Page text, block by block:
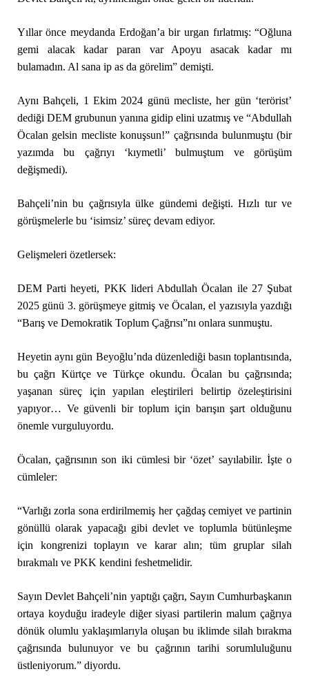
Yıllar önce meydanda Erdoğan’a bir urgan fırlatmış: “Oğluna
gemi alacak kadar paran var Apoyu asacak kadar mı
bulamadın. Al sana ip as da görelim” demişti.
Aynı Bahçeli, 1 Ekim 2024 günü mecliste, her gün ‘terörist’
dediği DEM grubunun yanına gidip elini uzatmış ve “Abdullah
Öcalan gelsin mecliste konuşsun!” çağrısında bulunmuştu (bir
yazımda bu çağrıyı ‘kıymetli’ bulmuştum ve görüşüm
değişmedi).
Bahçeli’nin bu çağrısıyla ülke gündemi değişti. Hızlı tur ve
görüşmelerle bu ‘isimsiz’ süreç devam ediyor.
Gelişmeleri özetlersek:
DEM Parti heyeti, PKK lideri Abdullah Öcalan ile 27 Şubat
2025 günü 3. görüşmeye gitmiş ve Öcalan, el yazısıyla yazdığı
“Barış ve Demokratik Toplum Çağrısı”nı onlara sunmuştu.
Heyetin aynı gün Beyoğlu’nda düzenlediği basın toplantısında,
bu çağrı Kürtçe ve Türkçe okundu. Öcalan bu çağrısında;
yaşanan süreç için yapılan eleştirileri belirtip özeleştirisini
yapıyor… Ve güvenli bir toplum için barışın şart olduğunu
önemle vurguluyordu.
Öcalan, çağrısının son iki cümlesi bir ‘özet’ sayılabilir. İşte o
cümleler:
“Varlığı zorla sona erdirilmemiş her çağdaş cemiyet ve partinin
gönüllü olarak yapacağı gibi devlet ve toplumla bütünleşme
için kongrenizi toplayın ve karar alın; tüm gruplar silah
bırakmalı ve PKK kendini feshetmelidir.
Sayın Devlet Bahçeli’nin yaptığı çağrı, Sayın Cumhurbaşkanın
ortaya koyduğu iradeyle diğer siyasi partilerin malum çağrıya
dönük olumlu yaklaşımlarıyla oluşan bu iklimde silah bırakma
çağrısında bulunuyor ve bu çağrının tarihi sorumluluğunu
üstleniyorum.” diyordu.